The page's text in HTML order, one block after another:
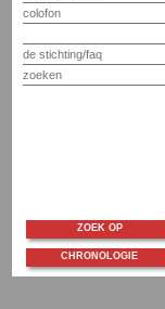
colofon
de stichting/faq
zoeken
ZOEK OP
CHRONOLOGIE